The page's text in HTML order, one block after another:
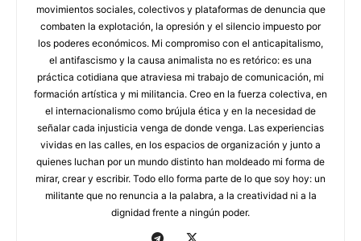
movimientos sociales, colectivos y plataformas de denuncia que
combaten la explotación, la opresión y el silencio impuesto por
los poderes económicos. Mi compromiso con el anticapitalismo,
el antifascismo y la causa animalista no es retórico: es una
práctica cotidiana que atraviesa mi trabajo de comunicación, mi
formación artística y mi militancia. Creo en la fuerza colectiva, en
el internacionalismo como brújula ética y en la necesidad de
señalar cada injusticia venga de donde venga. Las experiencias
vividas en las calles, en los espacios de organización y junto a
quienes luchan por un mundo distinto han moldeado mi forma de
mirar, crear y escribir. Todo ello forma parte de lo que soy hoy: un
militante que no renuncia a la palabra, a la creatividad ni a la
dignidad frente a ningún poder.